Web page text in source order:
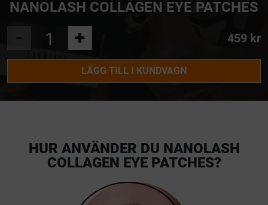
NANOLASH COLLAGEN EYE PATCHES
+ 459 kr
LÄGG TILL I KUNDVAGN
HUR ANVÄNDER DU NANOLASH
COLLAGEN EYE PATCHES?